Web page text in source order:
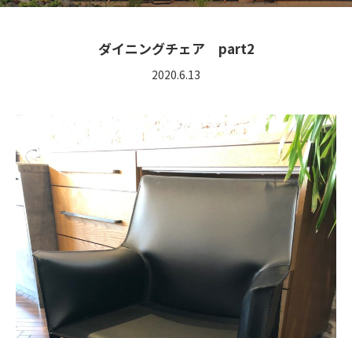
ダイニングチェア part2
2020.6.13